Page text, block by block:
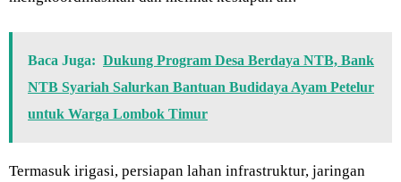
Baca Juga: Dukung Program Desa Berdaya NTB, Bank
NTB Syariah Salurkan Bantuan Budidaya Ayam Petelur
untuk Warga Lombok Timur
Termasuk irigasi, persiapan lahan infrastruktur, jaringan